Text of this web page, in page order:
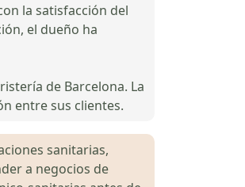
la satisfacción del
el dueño ha
de Barcelona. La
entre sus clientes.
sanitarias,
a negocios de